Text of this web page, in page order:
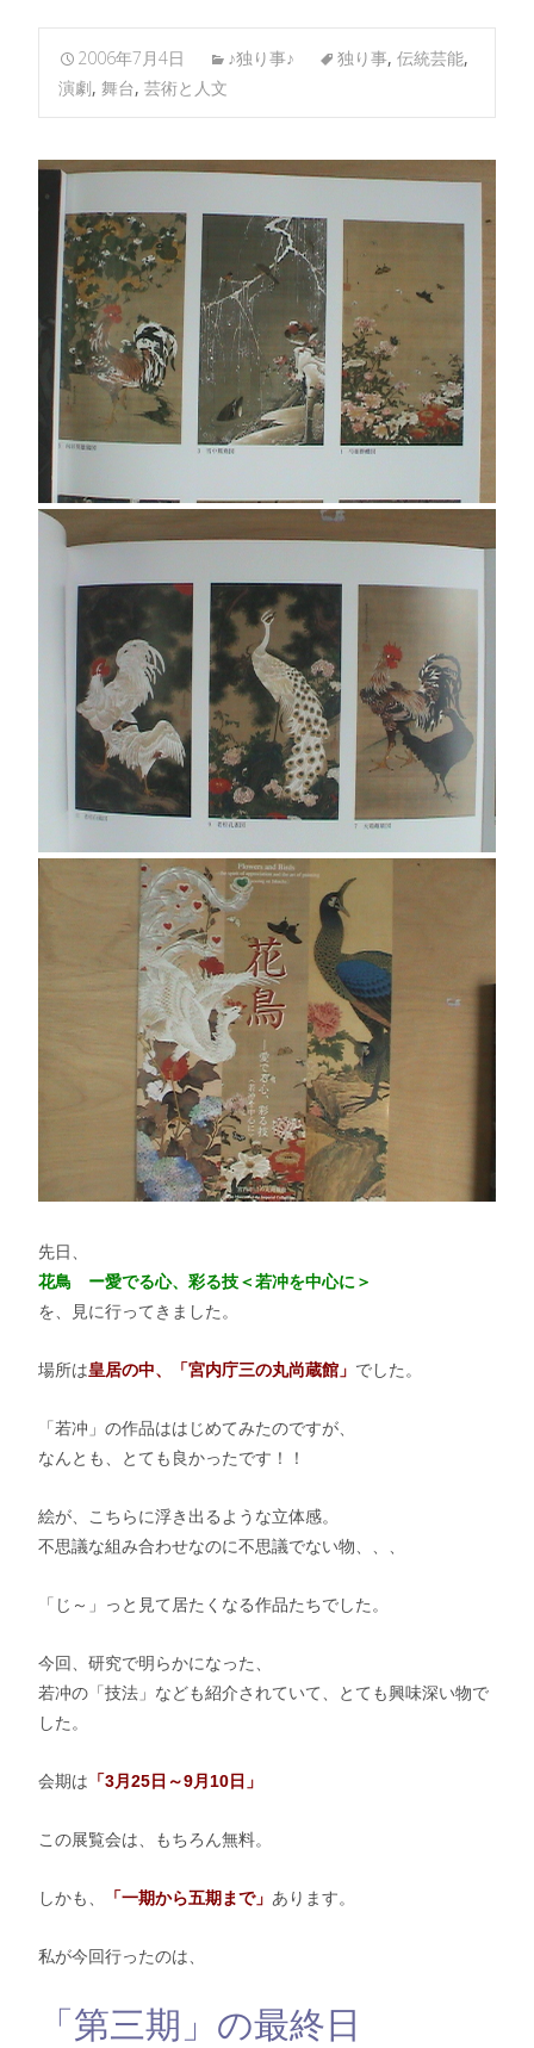
2006年7月4日 ♪独り事♪ 独り事, 伝統芸能,
演劇, 舞台, 芸術と人文
先日、
花鳥 ー愛でる心、彩る技＜若冲を中心に＞
を、見に行ってきました。
場所は皇居の中、「宮内庁三の丸尚蔵館」 でした。
「若冲」の作品ははじめてみたのですが、
なんとも、とても良かったです！！
絵が、こちらに浮き出るような立体感。
不思議な組み合わせなのに不思議でない物、、、
「じ～」っと見て居たくなる作品たちでした。
今回、研究で明らかになった、
若冲の「技法」なども紹介されていて、とても興味深い物で
した。
会期は 「3月25日～9月10日」
この展覧会は、もちろん無料。
しかも、 「一期から五期まで」 あります。
私が今回行ったのは、
「第三期」の最終日